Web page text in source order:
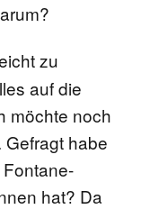
zu
auf die
möchte noch
habe
hat? Da